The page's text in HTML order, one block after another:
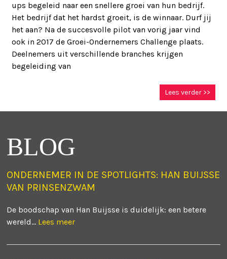
ups begeleid naar een snellere groei van hun bedrijf.
Het bedrijf dat het hardst groeit, is de winnaar. Durf jij
het aan? Na de succesvolle pilot van vorig jaar vind
ook in 2017 de Groei-Ondernemers Challenge plaats.
Deelnemers uit verschillende branches krijgen
begeleiding van
Lees verder >>
BLOG
ONDERNEMER IN DE SPOTLIGHTS: HAN BUIJSSE
VAN PRINSENZWAM
De boodschap van Han Buijsse is duidelijk: een betere
wereld... Lees meer